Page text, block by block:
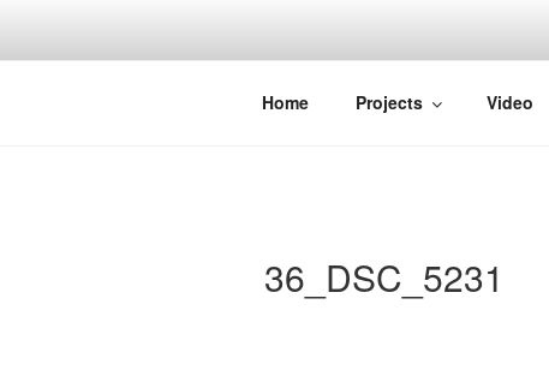
STRAYDOK
Home Projects Video
36_DSC_5231